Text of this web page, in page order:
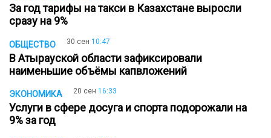
За год тарифы на такси в Казахстане выросли
сразу на 9%
ОБЩЕСТВО 30 сен 10:47
В Атырауской области зафиксировали
наименьшие объёмы капвложений
ЭКОНОМИКА 20 сен 16:33
Услуги в сфере досуга и спорта подорожали на
9% за год